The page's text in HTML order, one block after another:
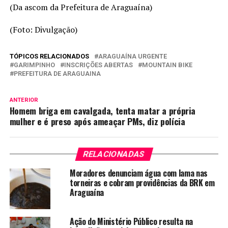
(Da ascom da Prefeitura de Araguaína)
(Foto: Divulgação)
TÓPICOS RELACIONADOS
ARAGUAÍNA URGENTE
GARIMPINHO
INSCRIÇÕES ABERTAS
MOUNTAIN BIKE
PREFEITURA DE ARAGUAINA
ANTERIOR
Homem briga em cavalgada, tenta matar a própria
mulher e é preso após ameaçar PMs, diz polícia
RELACIONADAS
Moradores denunciam água com lama nas
torneiras e cobram providências da BRK em
Araguaína
Ação do Ministério Público resulta na